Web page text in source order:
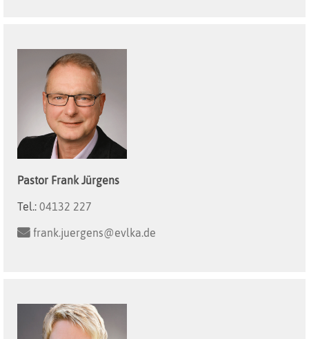
Pastor Frank Jürgens
Tel.: 04132 227
frank.juergens@evlka.de